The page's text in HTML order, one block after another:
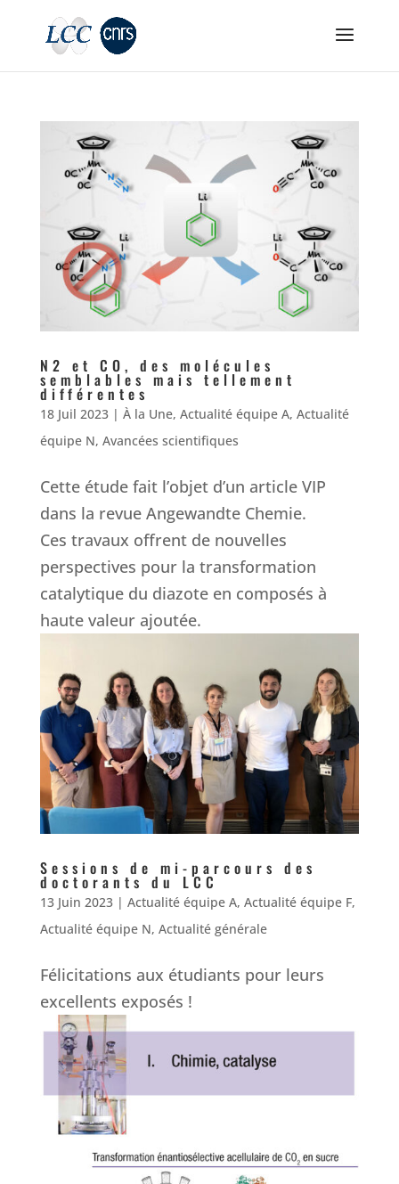
N2 et CO, des molécules
semblables mais tellement
différentes
18 Juil 2023| À la Une, Actualité équipe A, Actualité
équipe N, Avancées scientifiques
Cette étude fait l’objet d’un article VIP
dans la revue Angewandte Chemie.
Ces travaux offrent de nouvelles
perspectives pour la transformation
catalytique du diazote en composés à
haute valeur ajoutée.
Sessions de mi-parcours des
doctorants du LCC
13 Juin 2023| Actualité équipe A, Actualité équipe F,
Actualité équipe N, Actualité générale
Félicitations aux étudiants pour leurs
excellents exposés !